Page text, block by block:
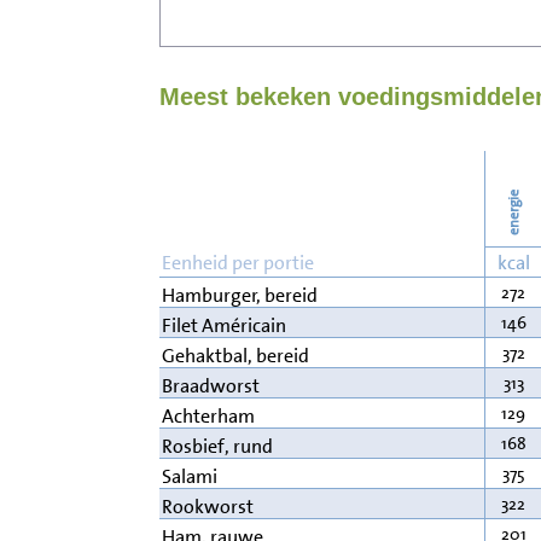
Meest bekeken
energie
Eenheid per portie kcal
Hamburger, bereid
272
Filet Américain 146
Gehaktbal, bereid 372
Braadworst 313
Achterham 129
Rosbief, rund 168
Salami 375
Rookworst 322
201